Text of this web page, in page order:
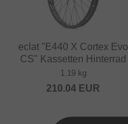
eclat "E440 X Cortex Evo
CS" Kassetten Hinterrad
1.19 kg
210.04 EUR